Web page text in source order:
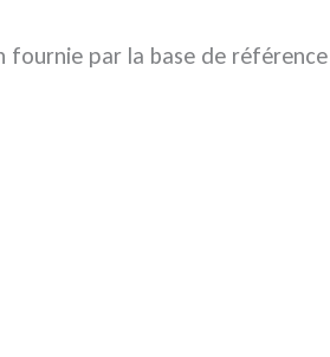
par la base de référence